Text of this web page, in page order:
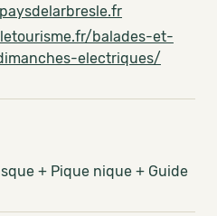
balades-et-
electriques/
+ Pique nique + Guide